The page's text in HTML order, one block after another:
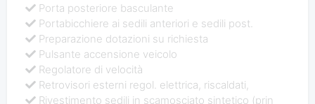
Porta posteriore basculante
Portabicchiere ai sedili anteriori e sedili post.
Preparazione dotazioni su richiesta
Pulsante accensione veicolo
Regolatore di velocità
Retrovisori esterni regol. elettrica, riscaldati,
Rivestimento sedili in scamosciato sintetico (prin